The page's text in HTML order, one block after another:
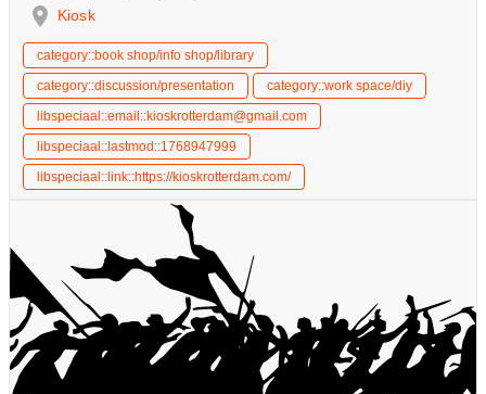
Kiosk
category::book shop/info shop/library
category::discussion/presentation
category::work space/diy
libspeciaal::email::kioskrotterdam@gmail.com
libspeciaal::lastmod::1768947999
libspeciaal::link::https://kioskrotterdam.com/